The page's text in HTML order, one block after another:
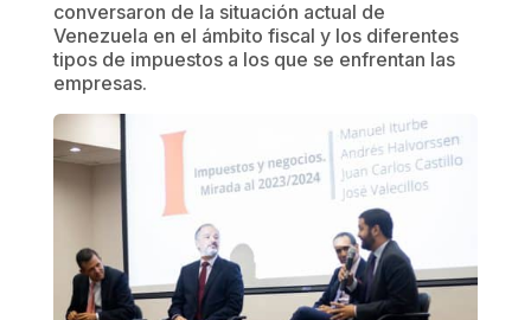
conversaron de la situación actual de
Venezuela en el ámbito fiscal y los diferentes
tipos de impuestos a los que se enfrentan las
empresas.